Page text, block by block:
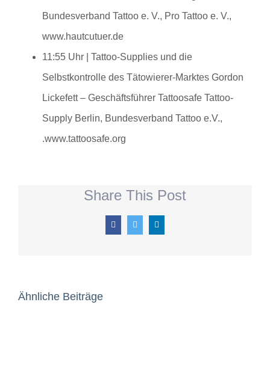
Bundesverband Tattoo e. V., Pro Tattoo e. V.,
www.hautcutuer.de
11:55 Uhr | Tattoo-Supplies und die
Selbstkontrolle des Tätowierer-Marktes Gordon
Lickefett – Geschäftsführer Tattoosafe Tattoo-
Supply Berlin, Bundesverband Tattoo e.V.,
.www.tattoosafe.org
Share This Post
FacebookTwitter
Ähnliche Beiträge